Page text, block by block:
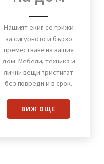
Хамали от Стомана
на дом
за сигурното и бързо
преместване на вашия